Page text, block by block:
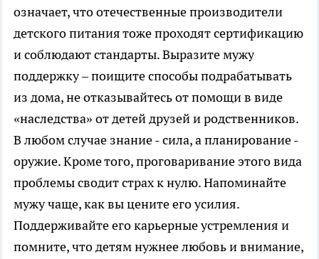
означает, что отечественные производители
детского питания тоже проходят сертификацию
и соблюдают стандарты. Выразите мужу
поддержку – поищите способы подрабатывать
из дома, не отказывайтесь от помощи в виде
«наследства» от детей друзей и родственников.
В любом случае знание - сила, а планирование -
оружие. Кроме того, проговаривание этого вида
проблемы сводит страх к нулю. Напоминайте
мужу чаще, как вы цените его усилия.
Поддерживайте его карьерные устремления и
помните, что детям нужнее любовь и внимание,